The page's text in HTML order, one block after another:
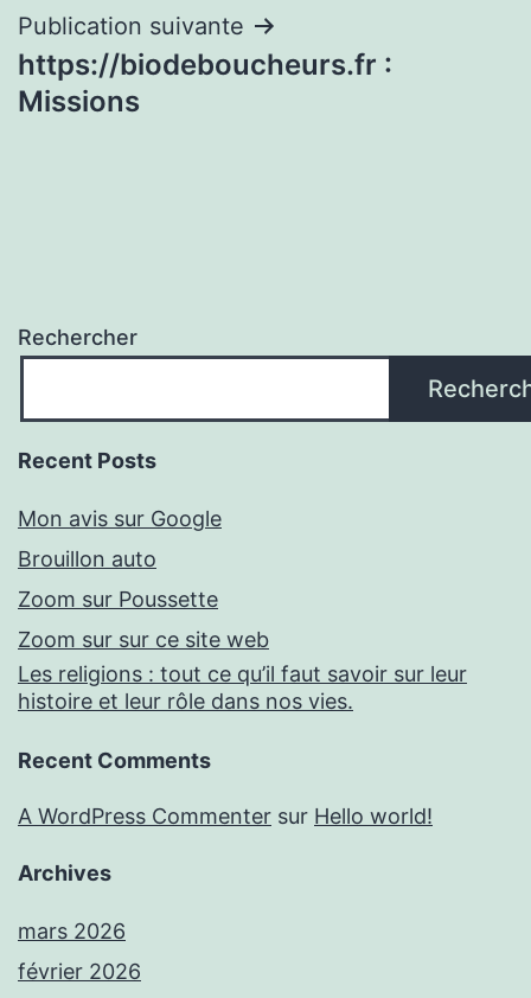
Publication suivante
https://biodeboucheurs.fr :
Missions
Rechercher
Recent Posts
Mon avis sur Google
Brouillon auto
Zoom sur Poussette
Zoom sur sur ce site web
Les religions : tout ce qu’il faut savoir sur leur
histoire et leur rôle dans nos vies.
Recent Comments
A WordPress Commenter sur Hello world!
Archives
mars 2026
février 2026